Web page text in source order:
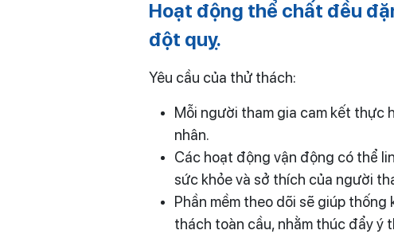
Hoạt động thể chất đều
đột quỵ.
Yêu cầu của thử thách:
Mỗi người tham gia cam kết thực
nhân.
Các hoạt động vận động có thể
sức khỏe và sở thích của người
Phần mềm theo dõi sẽ giúp
thách toàn cầu, nhằm thúc đẩy ý